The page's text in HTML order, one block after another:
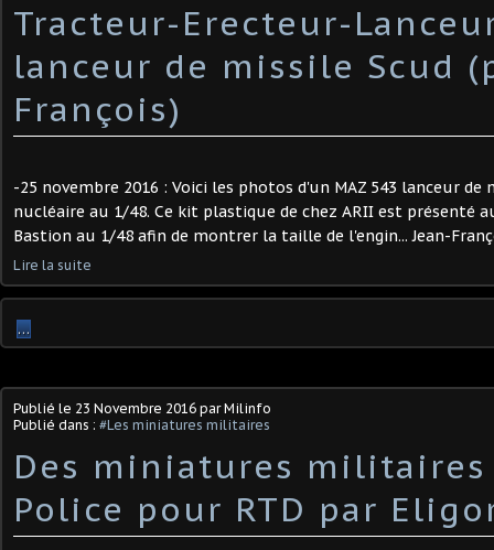
Tracteur-Erecteur-
lanceur de missile Scud
François)
-25 novembre 2016 : Voici les photos d'un MAZ 543 lanceur de
nucléaire au 1/48. Ce kit plastique de chez ARII est présenté
Bastion au 1/48 afin de montrer la taille de l'engin... Jean-
Lire la suite
…
Publié le 23 Novembre 2016 par Milinfo
Publié dans : #Les miniatures militaires
Des miniatures
Police pour RTD par